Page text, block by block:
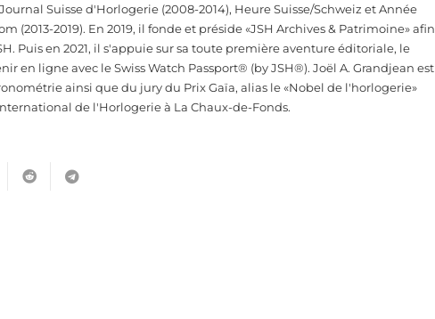
Suisse d'Horlogerie (2008-2014), Heure Suisse/Schweiz et Année
(2013-2019). En 2019, il fonde et préside «JSH Archives & Patrimoine» afin
Puis en 2021, il s'appuie sur sa toute première aventure éditoriale, le
en ligne avec le Swiss Watch Passport® (by JSH®). Joël A. Grandjean est
ainsi que du jury du Prix Gaïa, alias le «Nobel de l'horlogerie»
de l'Horlogerie à La Chaux-de-Fonds.